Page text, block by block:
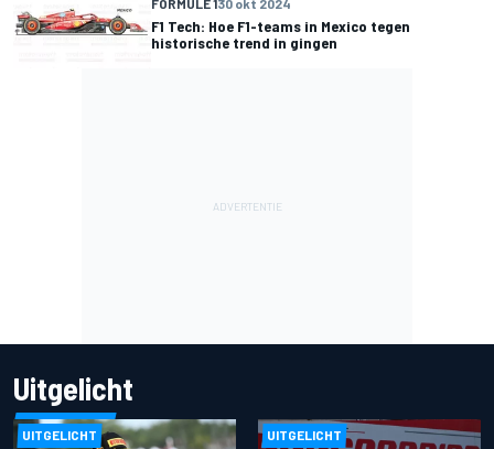
F1 Tech: Hoe F1-teams in Mexico tegen
historische trend in gingen
Uitgelicht
UITGELICHT UITGELICHT